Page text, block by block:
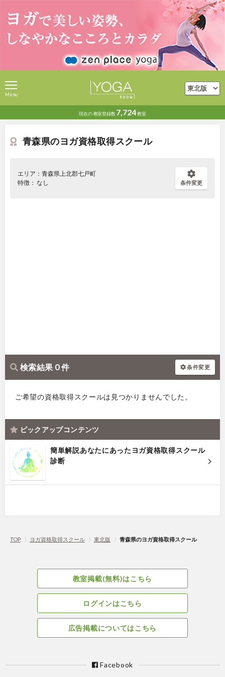
現在の教室登録数 7,724教室
Menu
青森県のヨガ資格取得スクール
エリア：青森県上北郡七戸町
特徴： なし
条件変更
検索結果 0 件 条件変更
ご希望の資格取得スクールは見つかりませんでした。
ピックアップコンテンツ
簡単解説あなたにあったヨガ資格取得スクール
診断
TOP 〉 ヨガ資格取得スクール 〉 東北版 〉 青森県のヨガ資格取得スクール
教室掲載(無料)はこちら
ログインはこちら
広告掲載についてはこちら
Facebook